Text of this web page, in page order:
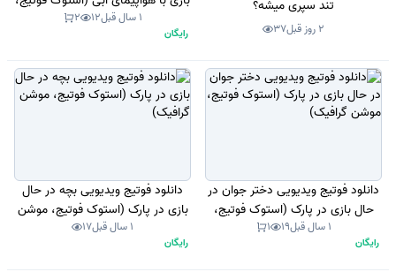
تند سپری میشه؟
2 روز قبل 37
موشن گرافیک) 1 سال قبل 12
2
رایگان
دانلود فوتیج ویدیویی دختر جوان در
حال بازی در پارک (استوک فوتیج،
موشن گرافیک)1 سال قبل 19
1
رایگان
دانلود فوتیج ویدیویی بچه در حال
بازی در پارک (استوک فوتیج، موشن
گرافیک) 1 سال قبل 17
رایگان